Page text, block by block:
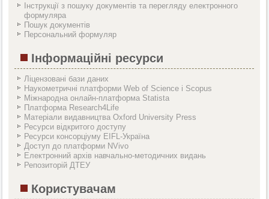
Інструкції з пошуку документів та перегляду електронного
формуляра
Пошук документів
Персональний формуляр
Інформаційні ресурси
Ліцензовані бази даних
Наукометричні платформи Web of Science і Scopus
Міжнародна онлайн-платформа Statista
Платформа Research4Life
Матеріали видавництва Oxford University Press
Ресурси відкритого доступу
Ресурси консорціуму EIFL-Україна
Доступ до платформи NVivo
Електронний архів навчально-методичних видань
Репозиторій ДТЕУ
Користувачам